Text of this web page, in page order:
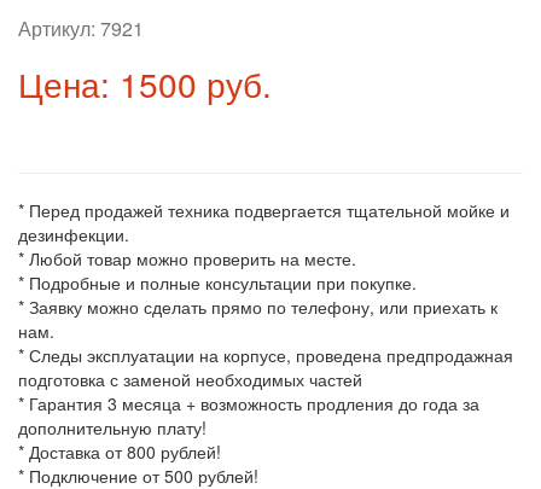
Артикул: 7921
Цена: 1500 руб.
* Перед продажей техника подвергается тщательной мойке и
дезинфекции.
* Любой товар можно проверить на месте.
* Подробные и полные консультации при покупке.
* Заявку можно сделать прямо по телефону, или приехать к
нам.
* Следы эксплуатации на корпусе, проведена предпродажная
подготовка с заменой необходимых частей
* Гарантия 3 месяца + возможность продления до года за
дополнительную плату!
* Доставка от 800 рублей!
* Подключение от 500 рублей!